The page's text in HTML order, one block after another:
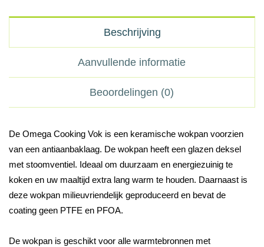
Beschrijving
Aanvullende informatie
Beoordelingen (0)
De Omega Cooking Vok is een keramische wokpan voorzien
van een antiaanbaklaag. De wokpan heeft een glazen deksel
met stoomventiel. Ideaal om duurzaam en energiezuinig te
koken en uw maaltijd extra lang warm te houden. Daarnaast is
deze wokpan milieuvriendelijk geproduceerd en bevat de
coating geen PTFE en PFOA.
De wokpan is geschikt voor alle warmtebronnen met